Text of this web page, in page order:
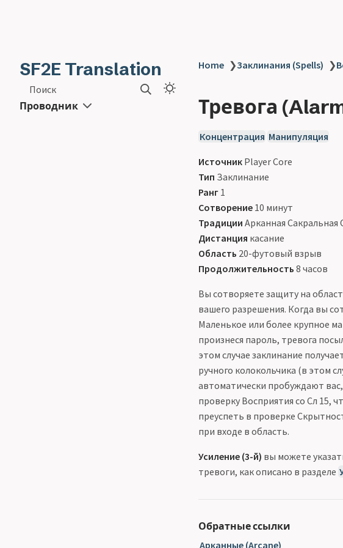
SF2E Translation
Поиск
Проводник
Home ❯Заклинания (Spells) ❯
Тревога
Концентрация Манипуляция
Источник Player Core
Тип Заклинание
Ранг 1
Сотворение 10 минут
Традиции Арканная
Дистанция касание
Область 20-футовый взрыв
Продолжительность 8 часов
Вы сотворяете защиту на
вашего разрешения. Когда вы
Маленькое или более крупное
произнеся пароль, тревога
этом случае заклинание
ручного колокольчика (в этом
автоматически пробуждают
проверку Восприятия со Сл 15,
преуспеть в проверке
при входе в область.
Усиление (3-й) вы можете
тревоги, как описано в разделе
Обратные ссылки
Арканные (Arcane)